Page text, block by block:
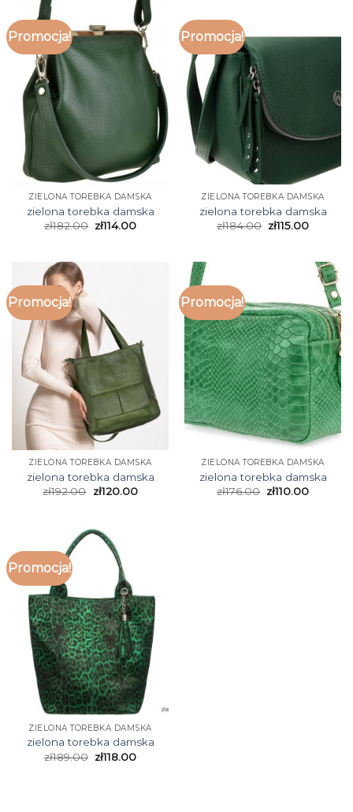
Promocja!
ZIELONA TOREBKA DAMSKA
zielona torebka damska
zł182.00 zł114.00
Promocja!
ZIELONA TOREBKA DAMSKA
zielona torebka damska
zł184.00 zł115.00
Promocja!
ZIELONA TOREBKA DAMSKA
zielona torebka damska
zł192.00 zł120.00
Promocja!
ZIELONA TOREBKA DAMSKA
zielona torebka damska
zł176.00 zł110.00
Promocja!
ZIELONA TOREBKA DAMSKA
zielona torebka damska
zł189.00 zł118.00